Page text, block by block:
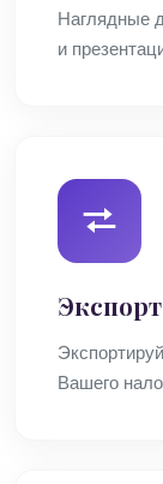
Наглядные
и
Вашего